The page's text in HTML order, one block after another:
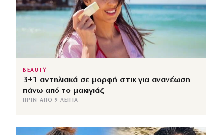
BEAUTY
3+1 αντηλιακά σε μορφή στικ για ανανέωση
πάνω από το μακιγιάζ
ΠΡΙΝ ΑΠΌ 9 ΛΕΠΤΆ